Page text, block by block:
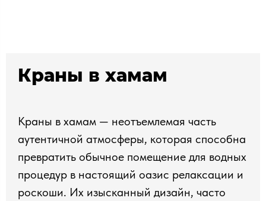
Краны в хамам
Краны в хамам — неотъемлемая часть
аутентичной атмосферы, которая способна
превратить обычное помещение для водных
процедур в настоящий оазис релаксации и
роскоши. Их изысканный дизайн, часто